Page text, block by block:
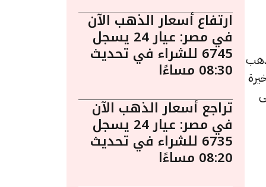
مساءً. يُعد الذهب
ارتفاع أسعار الذهب الآن
في مصر: عيار 24 يسجل
6745 للشراء في تحديث
08:30 مساءًا
تراجع أسعار الذهب الآن
في مصر: عيار 24 يسجل
6735 للشراء في تحديث
08:20 مساءًا